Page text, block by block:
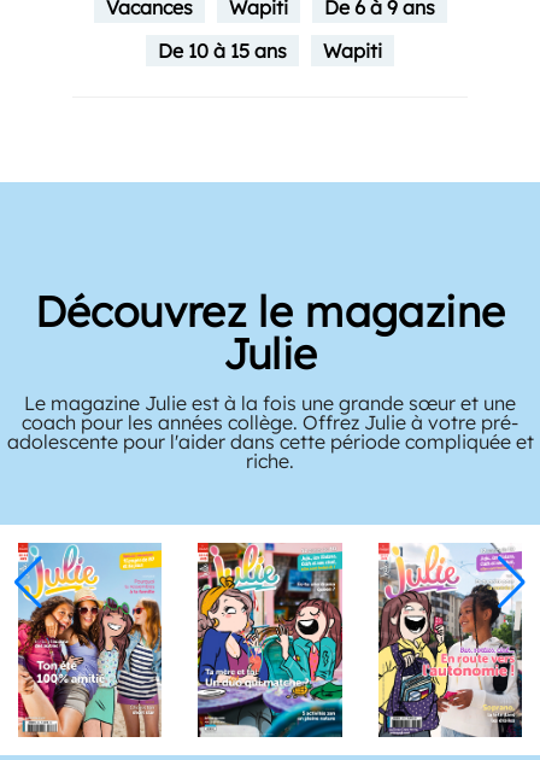
Vacances
Wapiti
De 6 à 9 ans
De 10 à 15 ans
Wapiti
Découvrez le magazine
Julie
Le magazine Julie est à la fois une grande sœur et une
coach pour les années collège. Offrez Julie à votre pré-
adolescente pour l'aider dans cette période compliquée et
riche.